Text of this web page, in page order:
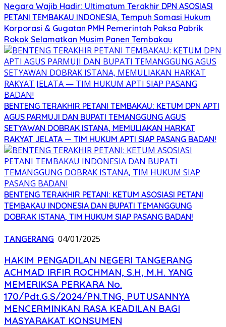
Negara Wajib Hadir: Ultimatum Terakhir DPN ASOSIASI
PETANI TEMBAKAU INDONESIA, Tempuh Somasi Hukum
Korporasi & Gugatan PMH Pemerintah Paksa Pabrik
Rokok Selamatkan Musim Panen Tembakau
BENTENG TERAKHIR PETANI TEMBAKAU: KETUM DPN APTI
AGUS PARMUJI DAN BUPATI TEMANGGUNG AGUS
SETYAWAN DOBRAK ISTANA, MEMULIAKAN HARKAT
RAKYAT JELATA — TIM HUKUM APTI SIAP PASANG BADAN!
BENTENG TERAKHIR PETANI: KETUM ASOSIASI PETANI
TEMBAKAU INDONESIA DAN BUPATI TEMANGGUNG
DOBRAK ISTANA, TIM HUKUM SIAP PASANG BADAN!
TANGERANG 04/01/2025
HAKIM PENGADILAN NEGERI TANGERANG
ACHMAD IRFIR ROCHMAN, S.H, M.H. YANG
MEMERIKSA PERKARA No.
170/Pdt.G.S/2024/PN.TNG, PUTUSANNYA
MENCERMINKAN RASA KEADILAN BAGI
MASYARAKAT KONSUMEN